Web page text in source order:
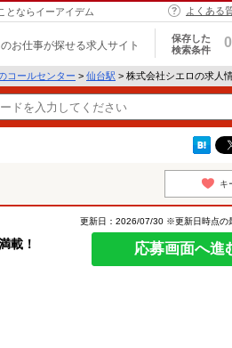
とならイーアイデム よくある
のお仕事が探せる求人サイト
保存した
検索条件
0
コールセンター > 仙台駅 > 株式会社シエロの求人
キ
載！
更新日：2026/07/30 ※更新日時点の
応募画面へ進